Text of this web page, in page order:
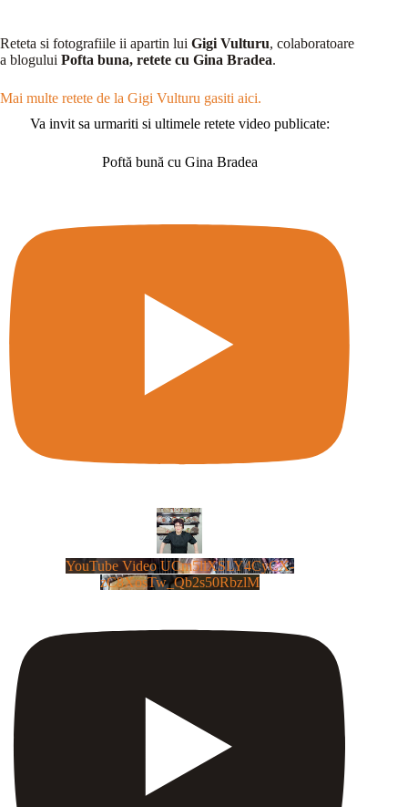
Reteta si fotografiile ii apartin lui Gigi Vulturu, colaboratoare
a blogului Pofta buna, retete cu Gina Bradea.
Mai multe retete de la Gigi Vulturu gasiti aici.
Va invit sa urmariti si ultimele retete video publicate:
Poftă bună cu Gina Bradea
YouTube Video UCm5llXSLY4CyCX-
zC8XosTw_Qb2s50RbzlM